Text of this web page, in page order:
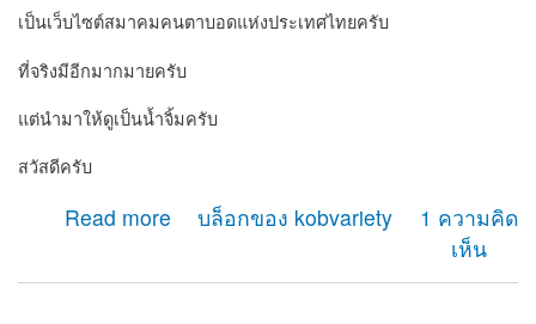
เป็นเว็บไซต์สมาคมคนตาบอดแห่งประเทศไทยครับ
ที่จริงมีอีกมากมายครับ
แต่นำมาให้ดูเป็นน้ำจิ้มครับ
สวัสดีครับ
Read more
about เว็บไซต์คนตาบอดที่ใช้ drupal
บล็อกของ kobvariety
1 ความคิด
เห็น